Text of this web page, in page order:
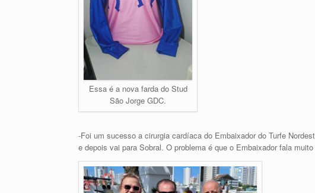
Essa é a nova farda do Stud
São Jorge GDC.
-Foi um sucesso a cirurgia cardíaca do Embaixador do Turfe
e depois vai para Sobral. O problema é que o Embaixador fala